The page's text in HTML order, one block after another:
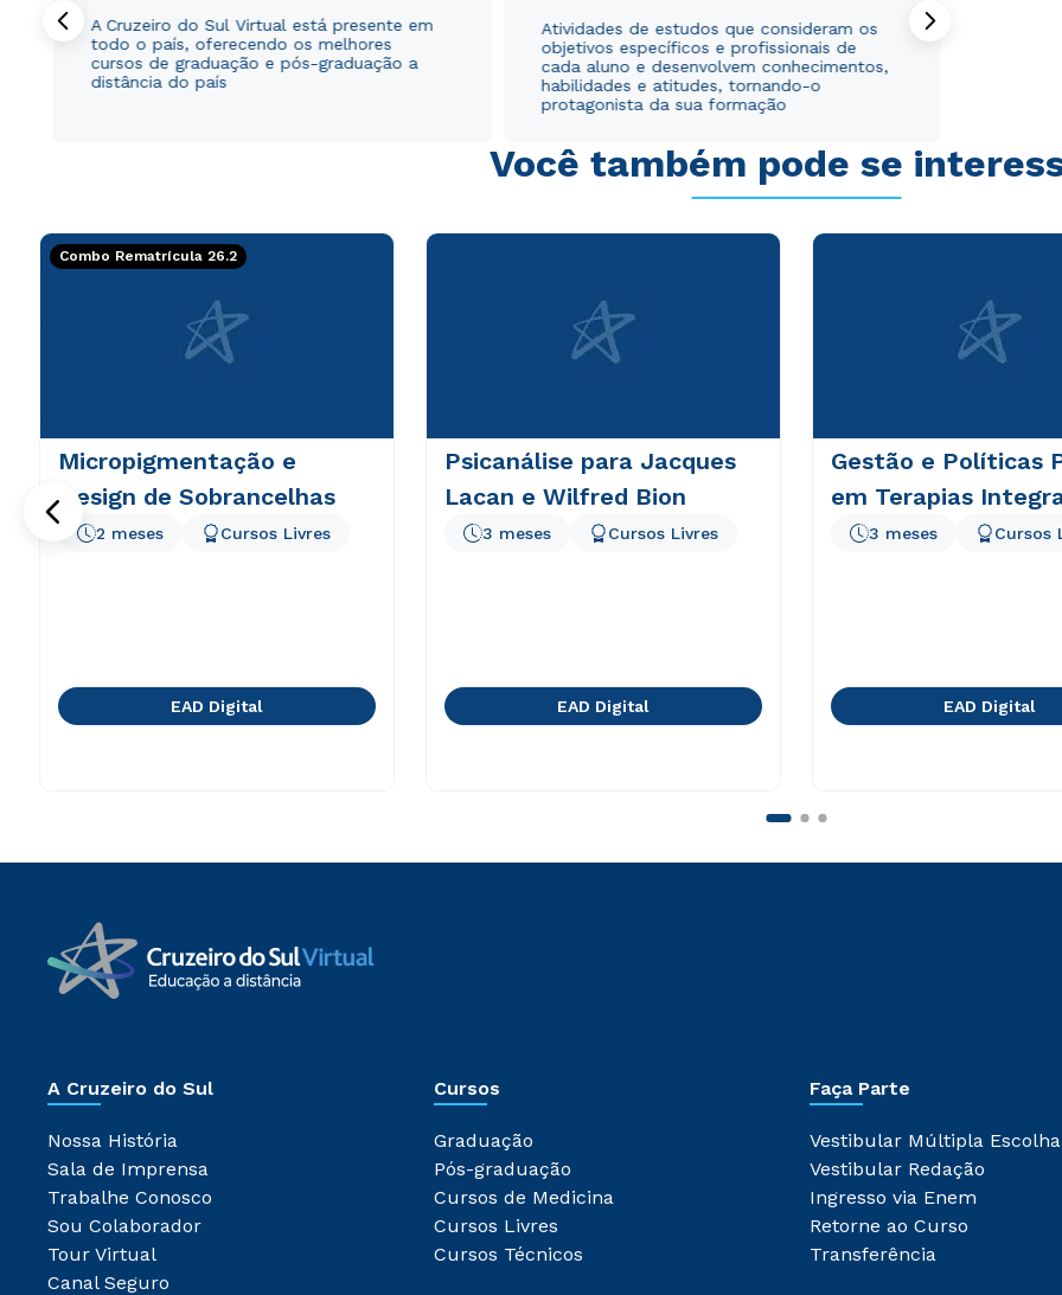
A Cruzeiro do Sul Virtual está presente em
todo o país, oferecendo os melhores
cursos de graduação e pós-graduação a
distância do país
Atividades de estudos que consideram os
objetivos específicos e profissionais de
cada aluno e desenvolvem conhecimentos,
habilidades e atitudes, tornando-o
protagonista da sua formação
Você também pode se
Combo Rematrícula 26.2
Micropigmentação e
Design de Sobrancelhas
2 meses Cursos Livres
EAD Digital
Psicanálise para Jacques
Lacan e Wilfred Bion
3 meses Cursos Livres
EAD Digital
Gestão e Políticas
em Terapias
3 meses Cursos
EAD Digital
A Cruzeiro do Sul
Nossa História
Sala de Imprensa
Trabalhe Conosco
Sou Colaborador
Tour Virtual
Canal Seguro
Cursos
Graduação
Pós-graduação
Cursos de Medicina
Cursos Livres
Cursos Técnicos
Faça Parte
Vestibular Múltipla Escolha
Vestibular Redação
Ingresso via Enem
Retorne ao Curso
Transferência
ou
ou